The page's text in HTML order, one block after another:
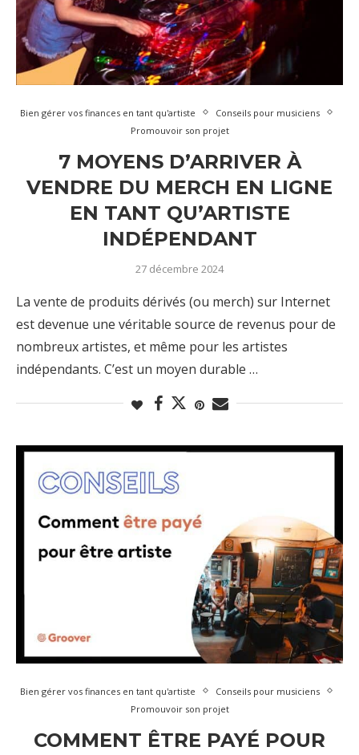
Bien gérer vos finances en tant qu'artiste
Conseils pour musiciens
Promouvoir son projet
7 MOYENS D’ARRIVER À
VENDRE DU MERCH EN LIGNE
EN TANT QU’ARTISTE
INDÉPENDANT
27 décembre 2024
La vente de produits dérivés (ou merch) sur Internet
est devenue une véritable source de revenus pour de
nombreux artistes, et même pour les artistes
indépendants. C’est un moyen durable …
Bien gérer vos finances en tant qu'artiste
Conseils pour musiciens
Promouvoir son projet
COMMENT ÊTRE PAYÉ POUR